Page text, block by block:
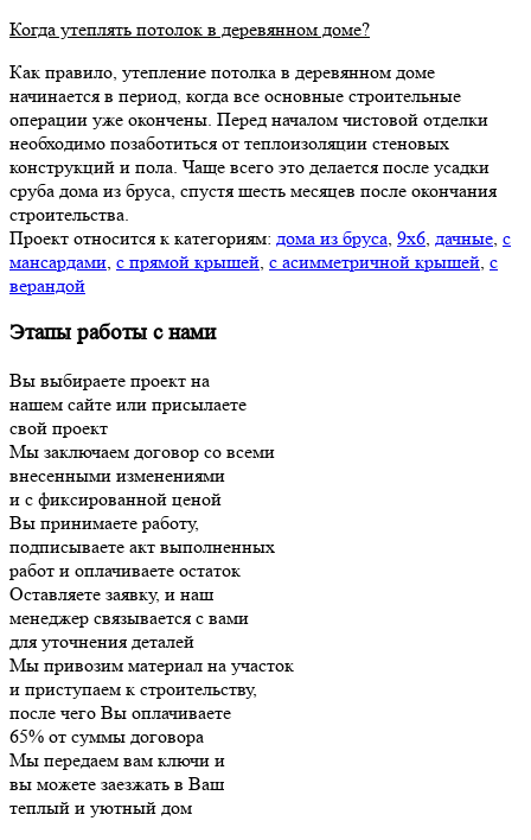
Когда утеплять потолок в деревянном доме?
Как правило, утепление потолка в деревянном доме
начинается в период, когда все основные строительные
операции уже окончены. Перед началом чистовой отделки
необходимо позаботиться от теплоизоляции стеновых
конструкций и пола. Чаще всего это делается после усадки
сруба дома из бруса, спустя шесть месяцев после окончания
строительства.
Проект относится к категориям: дома из бруса, 9х6, дачные, с
мансардами, с прямой крышей, с асимметричной крышей, с
верандой
Этапы работы с нами
Вы выбираете проект на
нашем сайте или присылаете
свой проект
Мы заключаем договор со всеми
внесенными изменениями
и с фиксированной ценой
Вы принимаете работу,
подписываете акт выполненных
работ и оплачиваете остаток
Оставляете заявку, и наш
менеджер связывается с вами
для уточнения деталей
Мы привозим материал на участок
и приступаем к строительству,
после чего Вы оплачиваете
65% от суммы договора
Мы передаем вам ключи и
вы можете заезжать в Ваш
теплый и уютный дом